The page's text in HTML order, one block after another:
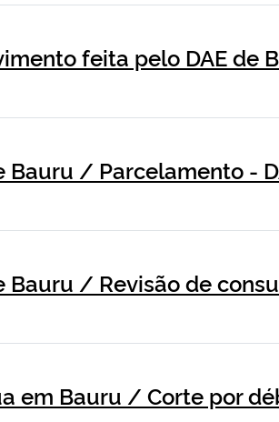
feita pelo DAE de
Bauru / Parcelamento -
Bauru / Revisão de
em Bauru / Corte por